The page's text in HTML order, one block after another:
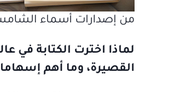
من إصدارات أسماء
لماذا اخترت الكتابة في
القصيرة، وما أهم